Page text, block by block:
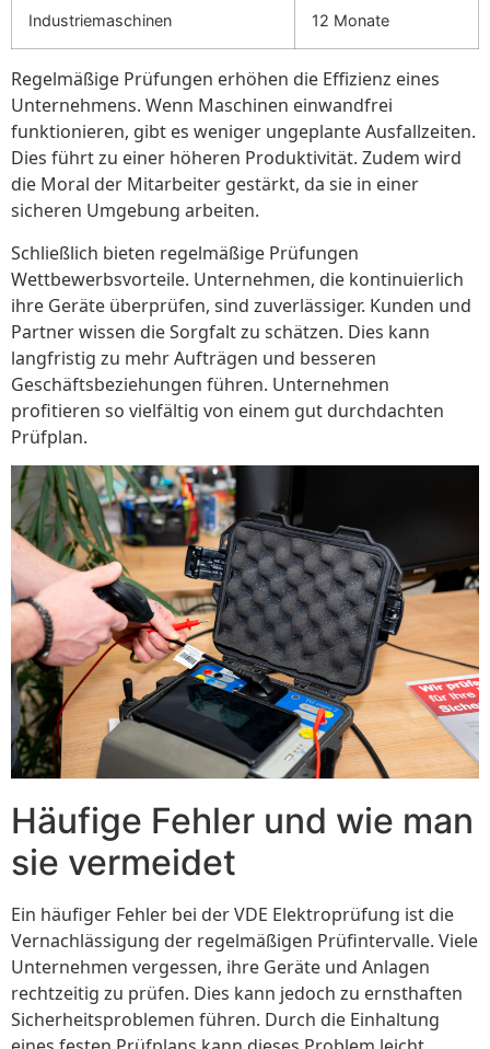
Industriemaschinen 12 Monate
Regelmäßige Prüfungen erhöhen die Effizienz eines
Unternehmens. Wenn Maschinen einwandfrei
funktionieren, gibt es weniger ungeplante Ausfallzeiten.
Dies führt zu einer höheren Produktivität. Zudem wird
die Moral der Mitarbeiter gestärkt, da sie in einer
sicheren Umgebung arbeiten.
Schließlich bieten regelmäßige Prüfungen
Wettbewerbsvorteile. Unternehmen, die kontinuierlich
ihre Geräte überprüfen, sind zuverlässiger. Kunden und
Partner wissen die Sorgfalt zu schätzen. Dies kann
langfristig zu mehr Aufträgen und besseren
Geschäftsbeziehungen führen. Unternehmen
profitieren so vielfältig von einem gut durchdachten
Prüfplan.
Häufige Fehler und wie man
sie vermeidet
Ein häufiger Fehler bei der VDE Elektroprüfung ist die
Vernachlässigung der regelmäßigen Prüfintervalle. Viele
Unternehmen vergessen, ihre Geräte und Anlagen
rechtzeitig zu prüfen. Dies kann jedoch zu ernsthaften
Sicherheitsproblemen führen. Durch die Einhaltung